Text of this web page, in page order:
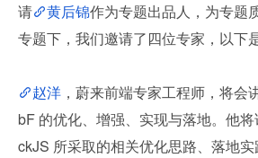
请
黄后锦作为专题出品人，为专题
专题下，我们邀请了四位专家，以下
赵洋 ，蔚来前端专家工程师，将会
bF 的优化、增强、实现与落地。他
ckJS 所采取的相关优化思路、落地